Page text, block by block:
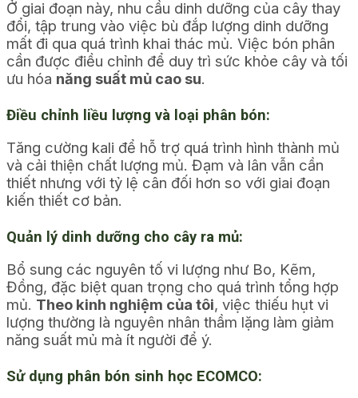
Ở giai đoạn này, nhu cầu dinh dưỡng của cây thay
đổi, tập trung vào việc bù đắp lượng dinh dưỡng
mất đi qua quá trình khai thác mủ. Việc bón phân
cần được điều chỉnh để duy trì sức khỏe cây và tối
ưu hóa năng suất mủ cao su.
Điều chỉnh liều lượng và loại phân bón:
Tăng cường kali để hỗ trợ quá trình hình thành mủ
và cải thiện chất lượng mủ. Đạm và lân vẫn cần
thiết nhưng với tỷ lệ cân đối hơn so với giai đoạn
kiến thiết cơ bản.
Quản lý dinh dưỡng cho cây ra mủ:
Bổ sung các nguyên tố vi lượng như Bo, Kẽm,
Đồng, đặc biệt quan trọng cho quá trình tổng hợp
mủ. Theo kinh nghiệm của tôi, việc thiếu hụt vi
lượng thường là nguyên nhân thầm lặng làm giảm
năng suất mủ mà ít người để ý.
Sử dụng phân bón sinh học ECOMCO: